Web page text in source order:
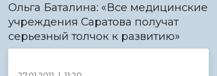
Ольга Баталина: «Все медицинские
учреждения Саратова получат
серьезный толчок к развитию»